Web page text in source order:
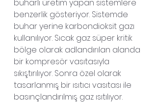
buharlı üretim yapan sistemlere
benzerlik gösteriyor. Sistemde
buhar yerine karbondioksit gazı
kullanılıyor. Sıcak gaz süper kritik
bölge olarak adlandırılan alanda
bir kompresör vasıtasıyla
sıkıştırılıyor. Sonra özel olarak
tasarlanmış bir ısıtıcı vasıtası ile
basınçlandırılmış gaz ısıtılıyor.